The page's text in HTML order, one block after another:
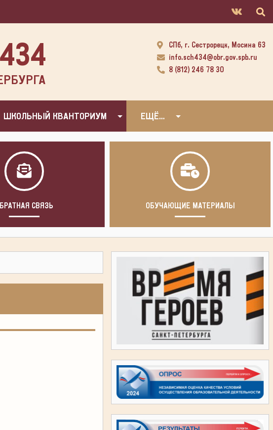
СПб, г. Сестрорецк, Мосина 63
info.sch434@obr.gov.spb.ru
8 (812) 246 78 30
ШКОЛЬНЫЙ КВАНТОРИУМ ЕЩЁ…
СВЯЗЬ ОБУЧАЮЩИЕ МАТЕРИАЛЫ